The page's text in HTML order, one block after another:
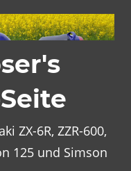
ZX-6R, ZZR-600,
125 und Simson